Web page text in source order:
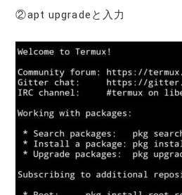
②apt upgradeと入力